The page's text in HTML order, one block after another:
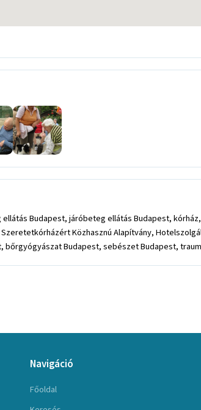
Budapest, járóbeteg ellátás Budapest,
Közhasznú Alapítvány,
Budapest, sebészet Budapest,
Navigáció
Főoldal